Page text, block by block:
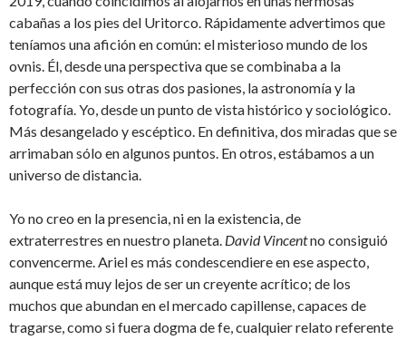
cabañas a los pies del Uritorco. Rápidamente advertimos que
teníamos una afición en común: el misterioso mundo de los
ovnis. Él, desde una perspectiva que se combinaba a la
perfección con sus otras dos pasiones, la astronomía y la
fotografía. Yo, desde un punto de vista histórico y sociológico.
Más desangelado y escéptico. En definitiva, dos miradas que se
arrimaban sólo en algunos puntos. En otros, estábamos a un
universo de distancia.
Yo no creo en la presencia, ni en la existencia, de
extraterrestres en nuestro planeta. David Vincentno consiguió
convencerme. Ariel es más condescendiere en ese aspecto,
aunque está muy lejos de ser un creyente acrítico; de los
muchos que abundan en el mercado capillense, capaces de
tragarse, como si fuera dogma de fe, cualquier relato referente